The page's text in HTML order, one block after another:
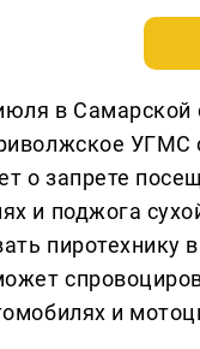
в Самарской
УГМС
о запрете
и поджога
пиротехнику
и